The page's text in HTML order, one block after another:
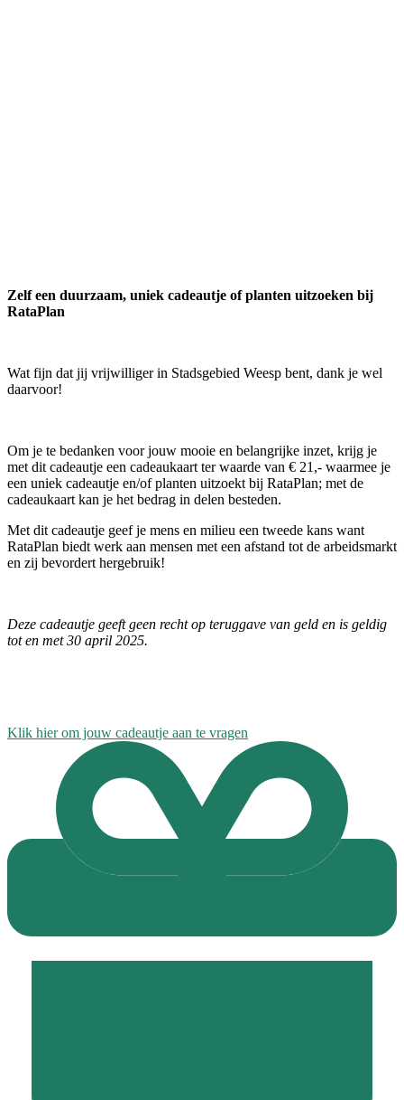
Zelf een duurzaam, uniek cadeautje of planten uitzoeken bij
RataPlan
Wat fijn dat jij vrijwilliger in Stadsgebied Weesp bent, dank je wel
daarvoor!
Om je te bedanken voor jouw mooie en belangrijke inzet, krijg je
met dit cadeautje een cadeaukaart ter waarde van € 21,- waarmee je
een uniek cadeautje en/of planten uitzoekt bij RataPlan; met de
cadeaukaart kan je het bedrag in delen besteden.
Met dit cadeautje geef je mens en milieu een tweede kans want
RataPlan biedt werk aan mensen met een afstand tot de arbeidsmarkt
en zij bevordert hergebruik!
Deze cadeautje geeft geen recht op teruggave van geld en is geldig
tot en met 30 april 2025.
Klik hier om jouw cadeautje aan te vragen